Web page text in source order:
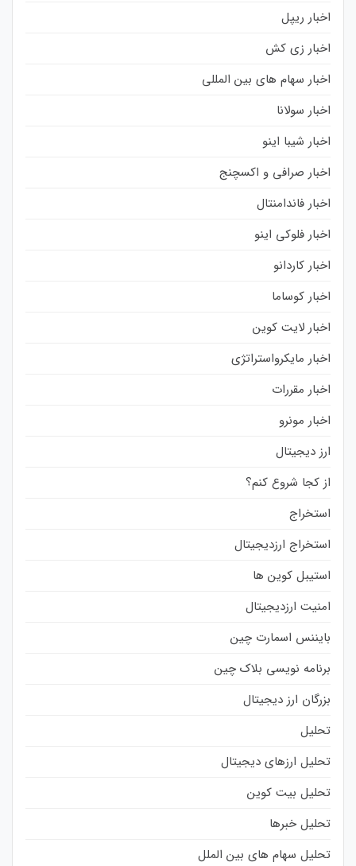
اخبار ریپل
اخبار زی کش
اخبار سهام های بین المللی
اخبار سولانا
اخبار شیبا اینو
اخبار صرافی و اکسچنج
اخبار فاندامنتال
اخبار فلوکی اینو
اخبار کاردانو
اخبار کوساما
اخبار لایت کوین
اخبار مایکرواستراتژی
اخبار مقررات
اخبار مونرو
ارز دیجیتال
از کجا شروع کنم؟
استخراج
استخراج ارزدیجیتال
استیبل کوین ها
امنیت ارزدیجیتال
بایننس اسمارت چین
برنامه نویسی بلاک چین
بزرگان ارز دیجیتال
تحلیل
تحلیل ارزهای دیجیتال
تحلیل بیت کوین
تحلیل خبرها
تحلیل سهام های بین الملل